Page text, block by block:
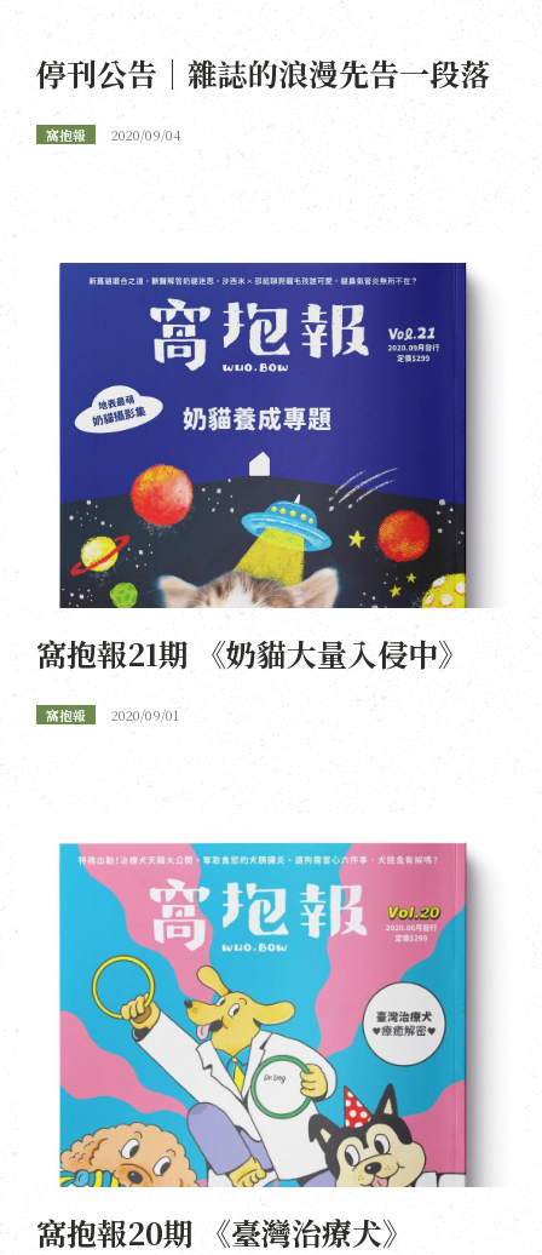
停刊公告｜雜誌的浪漫先告一段落
窩抱報 2020/09/04
窩抱報21期 《奶貓大量入侵中》
窩抱報 2020/09/01
窩抱報20期 《臺灣治療犬》